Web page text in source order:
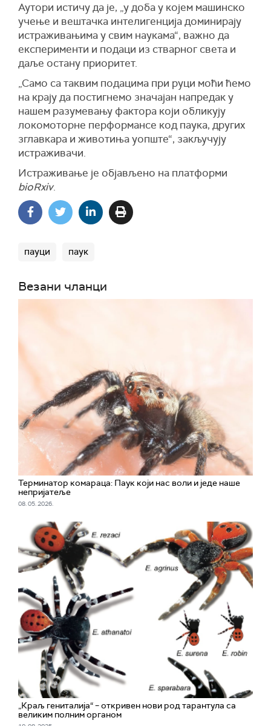
Аутори истичу да је, „у доба у којем машинско
учење и вештачка интелигенција доминирају
истраживањима у свим наукама“, важно да
експерименти и подаци из стварног света и
даље остану приоритет.
„Само са таквим подацима при руци моћи ћемо
на крају да постигнемо значајан напредак у
нашем разумевању фактора који обликују
локомоторне перформансе код паука, других
зглавкара и животиња уопште“, закључују
истраживачи.
Истраживање је објављено на платформи
bioRxiv.
пауци паук
Везани чланци
Терминатор комараца: Паук који нас воли и једе наше
непријатеље
08. 05. 2026.
„Краљ гениталија“ – откривен нови род тарантула са
великим полним органом